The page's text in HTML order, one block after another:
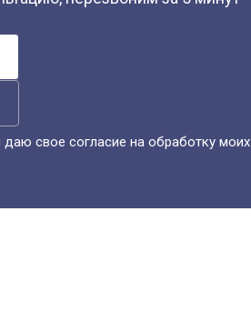
свое согласие на обработку моих